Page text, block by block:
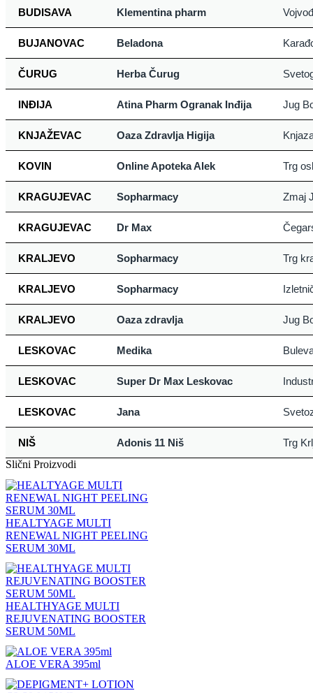
BUDISAVA Klementina pharm
BUJANOVAC Beladona
ČURUG Herba Čurug
INĐIJA Atina Pharm Ogranak Inđija Jug
KNJAŽEVAC Oaza Zdravlja Higija
KOVIN Online Apoteka Alek Trg
KRAGUJEVAC Sopharmacy Zmaj
KRAGUJEVAC Dr Max
KRALJEVO Sopharmacy Trg
KRALJEVO Sopharmacy
KRALJEVO Oaza zdravlja Jug
LESKOVAC Medika
LESKOVAC Super Dr Max Leskovac
LESKOVAC Jana
NIŠ Adonis 11 Niš
Trg
Slični Proizvodi
HEALTYAGE MULTI
RENEWAL NIGHT PEELING
SERUM 30ML
HEALTHYAGE MULTI
REJUVENATING BOOSTER
SERUM 50ML
ALOE VERA 395ml